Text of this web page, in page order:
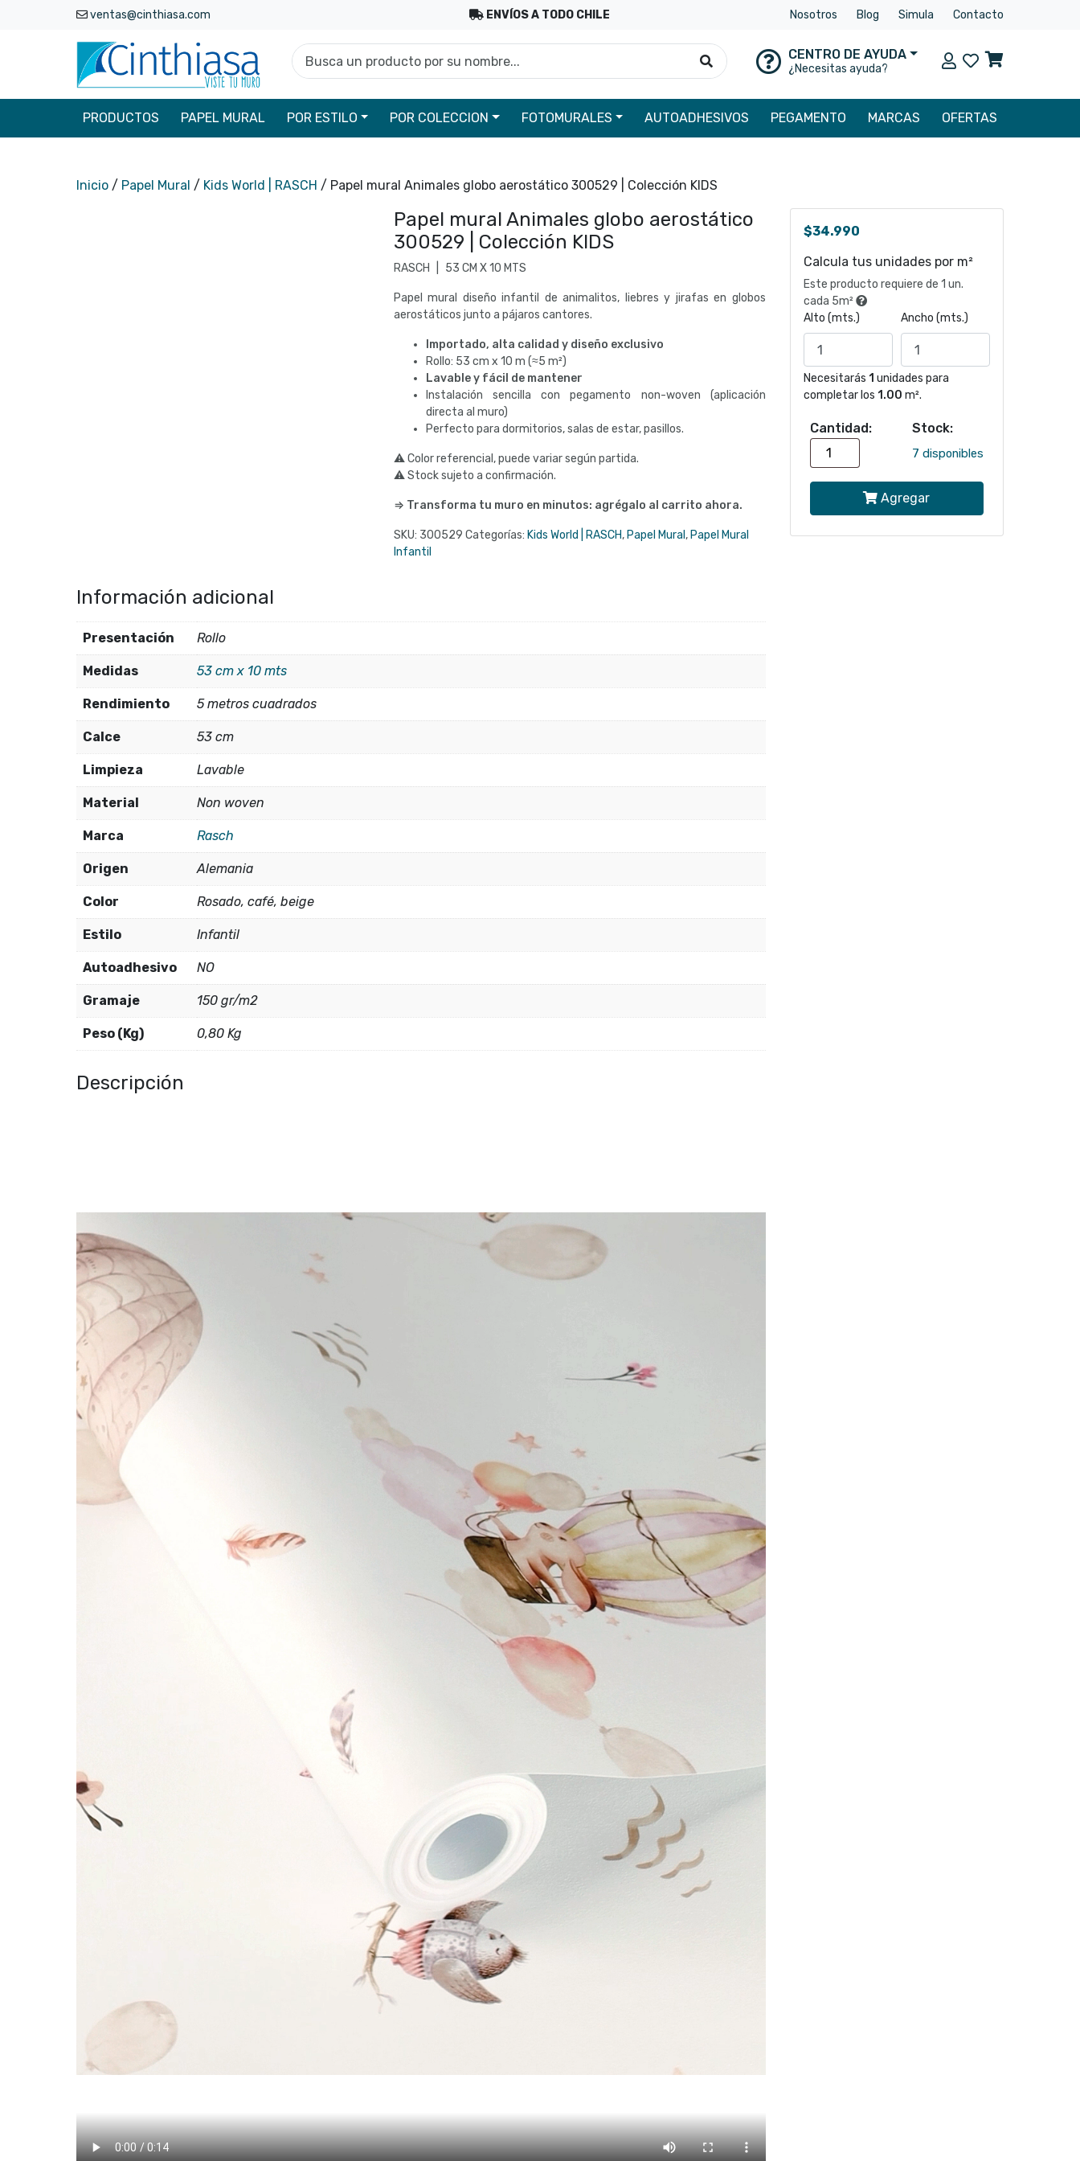
ventas@cinthiasa.com ENVÍOS A TODO CHILE Nosotros Blog Simula Contacto
Busca un producto por su nombre... Buscar CENTRO DE AYUDA
¿Necesitas ayuda?
Mi cuenta
PRODUCTOS PAPEL MURAL POR ESTILO POR COLECCION FOTOMURALES AUTOADHESIVOS PEGAMENTO MARCAS OFERTAS
Inicio / Papel Mural / Kids World | RASCH / Papel mural Animales globo aerostático 300529 | Colección KIDS
Papel mural Animales globo aerostático
300529 | Colección KIDS
RASCH 53 CM X 10 MTS
Papel mural diseño infantil de animalitos, liebres y jirafas en globos
aerostáticos junto a pájaros cantores.
Importado, alta calidad y diseño exclusivo
Rollo: 53 cm x 10 m (≈5 m²)
Lavable y fácil de mantener
Instalación sencilla con pegamento non-woven (aplicación
directa al muro)
Perfecto para dormitorios, salas de estar, pasillos.
⚠ Color referencial, puede variar según partida.
⚠ Stock sujeto a confirmación.
⇒ Transforma tu muro en minutos: agrégalo al carrito ahora.
SKU: 300529 Categorías: Kids World | RASCH, Papel Mural , Papel Mural
Infantil
$34.990
Calcula tus unidades por m²
Este producto requiere de 1 un.
cada 5m²
Alto (mts.)
Ancho (mts.)
Necesitarás 1 unidades para
completar los 1.00 m².
Cantidad:
Papel
Stock:
7 disponibles
Agregar
Información adicional
Presentación Rollo
Medidas 53 cm x 10 mts
Rendimiento 5 metros cuadrados
Calce 53 cm
Limpieza Lavable
Material Non woven
Marca Rasch
Origen Alemania
Color Rosado, café, beige
Estilo Infantil
Autoadhesivo NO
Gramaje 150 gr/m2
Peso (Kg) 0,80 Kg
Descripción